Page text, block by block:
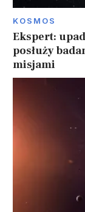
KOSMOS
Ekspert:
posłuży
misjami